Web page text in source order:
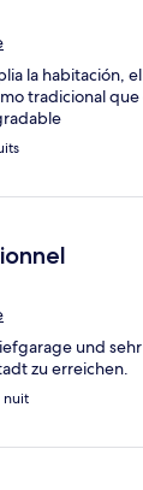
la habitación,
tradicional
und
zu erreichen.
nuit